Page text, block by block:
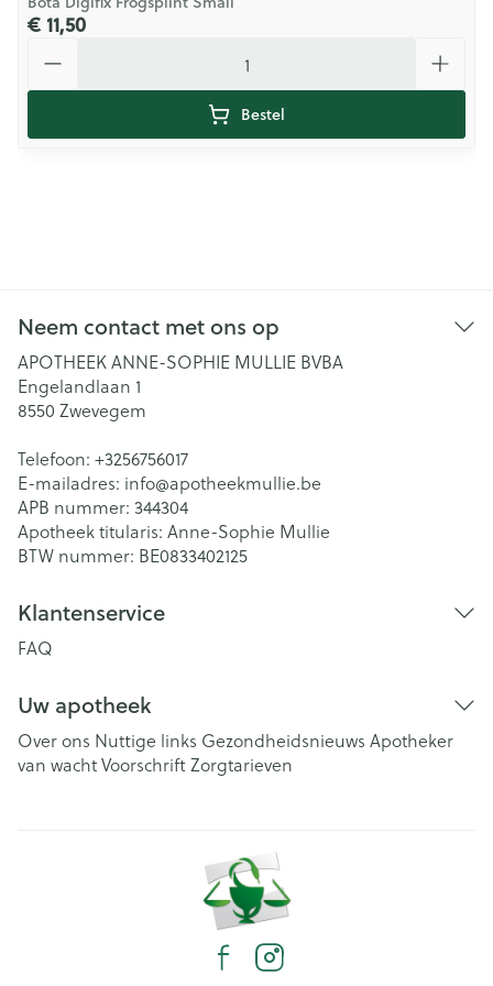
€ 11,50
Bestel
Neem contact met ons op
APOTHEEK ANNE-SOPHIE MULLIE BVBA
Engelandlaan 1
8550 Zwevegem
Telefoon: +3256756017
E-mailadres: info@apotheekmullie.be
APB nummer: 344304
Apotheek titularis: Anne-Sophie Mullie
BTW nummer: BE0833402125
Klantenservice
FAQ
Uw apotheek
Over ons Nuttige links Gezondheidsnieuws Apotheker
van wachtVoorschriftZorgtarieven